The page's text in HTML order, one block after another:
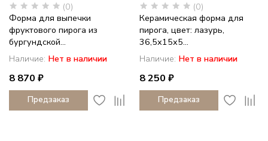
(0)
Форма для выпечки
фруктового пирога из
бургундской...
Наличие: Нет в наличии
8 870 ₽
Предзаказ
(0)
Керамическая форма для
пирога, цвет: лазурь,
36,5х15х5...
Наличие: Нет в наличии
8 250 ₽
Предзаказ